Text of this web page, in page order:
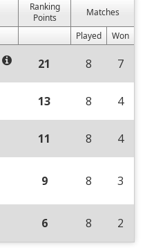
Ranking
Points
Matches
Played
Won
21 8 7
13 8 4
11 8 4
9 8 3
6 8 2